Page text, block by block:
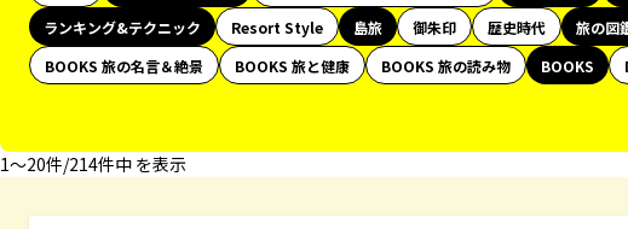
ランキング&テクニック
Resort Style 島旅 御朱印 歴史時代 旅の図
BOOKS 旅の名言＆絶景
BOOKS 旅と健康 BOOKS 旅の読み物 BOOKS
1〜20件/214件中 を表示